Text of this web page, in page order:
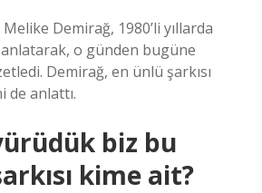
Demirağ, 1980’li yıllarda
anlatarak, o günden bugüne
Demirağ, en ünlü şarkısı
de anlattı.
biz bu
kime ait?